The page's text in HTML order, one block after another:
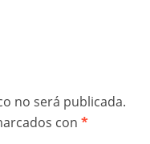
no será publicada.
con *